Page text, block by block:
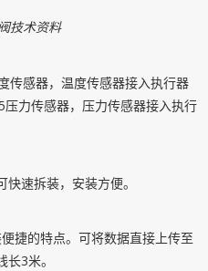
技术资料
传感器，温度传感器接入执行器
压力传感器，压力传感器接入执行
速拆装，安装方便。
捷的特点。可将数据直接上传至
3米。